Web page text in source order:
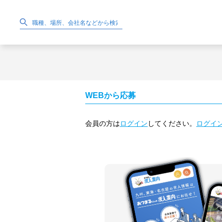
WEBから応募
会員の方はログイン してください。 ログイ